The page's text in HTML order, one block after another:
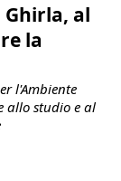
al
la
l'Ambiente
allo studio e al